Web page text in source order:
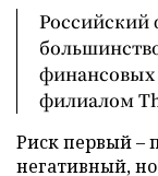
финансовых
филиалом
Риск первый –
негативный,